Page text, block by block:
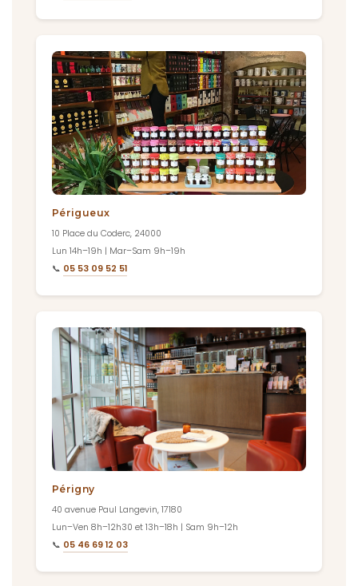
Périgueux
10 Place du Coderc, 24000
Lun 14h–19h | Mar–Sam 9h–19h
📞 05 53 09 52 51
Périgny
40 avenue Paul Langevin, 17180
Lun–Ven 8h–12h30 et 13h–18h | Sam 9h–12h
📞 05 46 69 12 03